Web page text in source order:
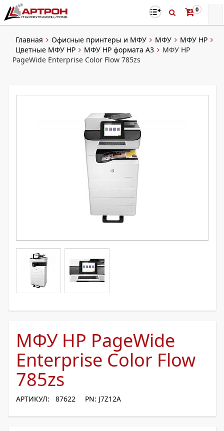
0
Главная Офисные принтеры и МФУ МФУ
МФУ HP
Цветные МФУ HP
МФУ HP формата A3
МФУ HP
PageWide Enterprise Color Flow 785zs
МФУ HP PageWide
Enterprise Color Flow
785zs
АРТИКУЛ: 87622 PN: J7Z12A